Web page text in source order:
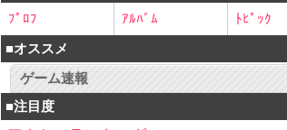
ﾌﾟﾛﾌ
ｱﾙﾊﾞﾑ ﾄﾋﾟｯｸ
■オススメ
ゲーム速報
■注目度